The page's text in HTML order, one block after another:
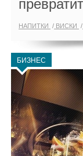
НАПИТКИ ВИСКИ
БИЗНЕС